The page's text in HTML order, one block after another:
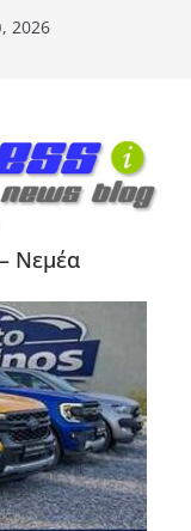
2026
Νεμέα